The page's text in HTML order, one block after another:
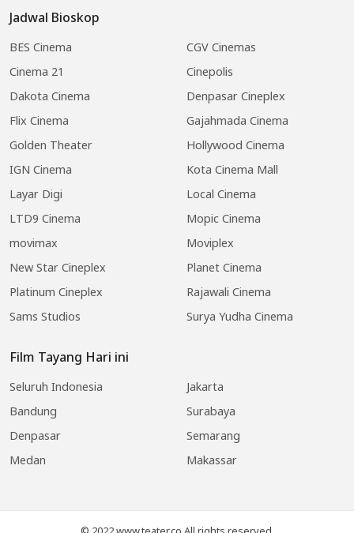
Jadwal Bioskop
BES Cinema
CGV Cinemas
Cinema 21
Cinepolis
Dakota Cinema
Denpasar Cineplex
Flix Cinema
Gajahmada Cinema
Golden Theater
Hollywood Cinema
IGN Cinema
Kota Cinema Mall
Layar Digi
Local Cinema
LTD9 Cinema
Mopic Cinema
movimax
Moviplex
New Star Cineplex
Planet Cinema
Platinum Cineplex
Rajawali Cinema
Sams Studios
Surya Yudha Cinema
Film Tayang Hari ini
Seluruh Indonesia
Jakarta
Bandung
Surabaya
Denpasar
Semarang
Medan
Makassar